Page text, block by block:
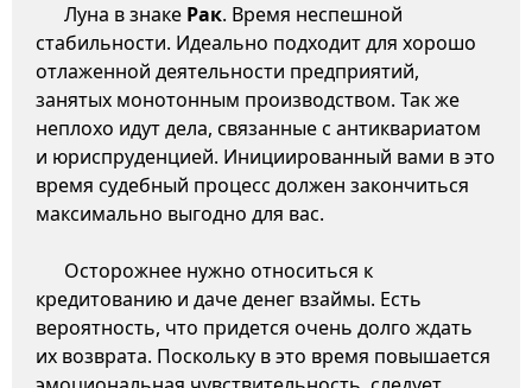
Луна в знаке Рак. Время неспешной
стабильности. Идеально подходит для хорошо
отлаженной деятельности предприятий,
занятых монотонным производством. Так же
неплохо идут дела, связанные с антиквариатом
и юриспруденцией. Инициированный вами в это
время судебный процесс должен закончиться
максимально выгодно для вас.
Осторожнее нужно относиться к
кредитованию и даче денег взаймы. Есть
вероятность, что придется очень долго ждать
их возврата. Поскольку в это время повышается